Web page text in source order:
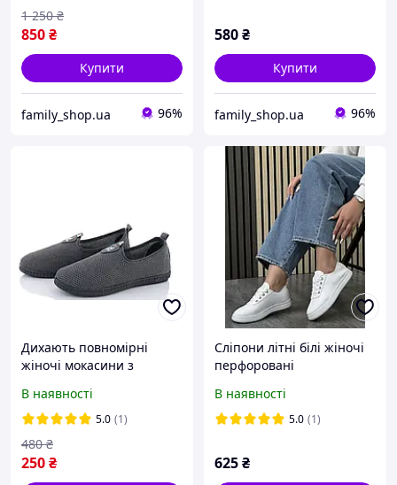
850₴
1 250 ₴
Купити
family_shop.ua 96%
580₴
Купити
family_shop.ua 96%
Дихають повномірні
жіночі мокасини з
стопу для літа Темно-сірі
В наявності
5.0 (1)
250₴
480 ₴
Сліпони літні білі жіночі
перфоровані
В наявності
5.0 (1)
625₴